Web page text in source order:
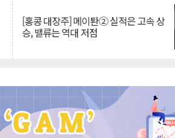
[홍콩 대장주] 메이퇀② 실적은 고속 상
승, 밸류는 역대 저점